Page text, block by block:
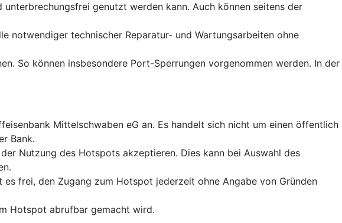
genutzt werden kann. Auch können seitens der
notwendiger technischer Reparatur- und Wartungsarbeiten ohne
So können insbesondere Port-Sperrungen vorgenommen werden. In der
Mittelschwaben eG an. Es handelt sich nicht um einen öffentlich
Bank.
Nutzung des Hotspots akzeptieren. Dies kann bei Auswahl des
frei, den Zugang zum Hotspot jederzeit ohne Angabe von Gründen
Hotspot abrufbar gemacht wird.